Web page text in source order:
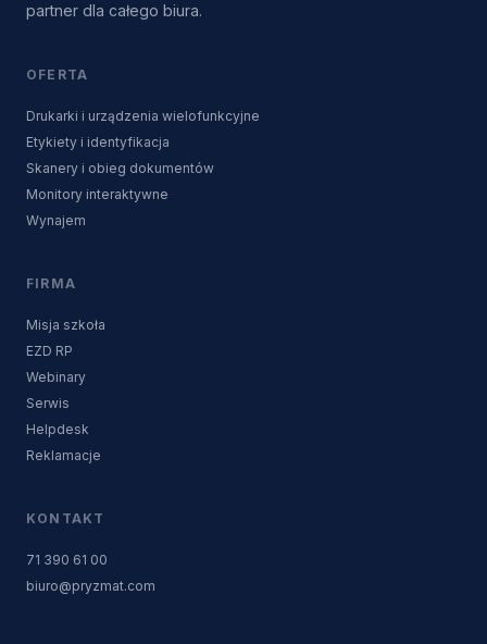
partner dla całego biura.
OFERTA
Drukarki i urządzenia wielofunkcyjne
Etykiety i identyfikacja
Skanery i obieg dokumentów
Monitory interaktywne
Wynajem
FIRMA
Misja szkoła
EZD RP
Webinary
Serwis
Helpdesk
Reklamacje
KONTAKT
71 390 61 00
biuro@pryzmat.com